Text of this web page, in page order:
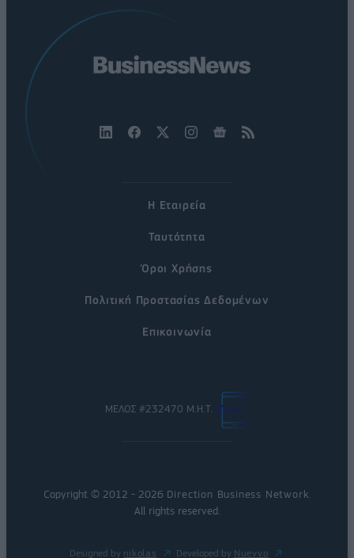
Η Εταιρεία
Ταυτότητα
Όροι Χρήσης
Πολιτική Προστασίας Δεδομένων
Επικοινωνία
ΜΕΛΟΣ #232470 Μ.Η.Τ.
Copyright © 2012 - 2026 Direction Business Network
All rights reserved.
Designed by nikolas Developed by Nuevvo